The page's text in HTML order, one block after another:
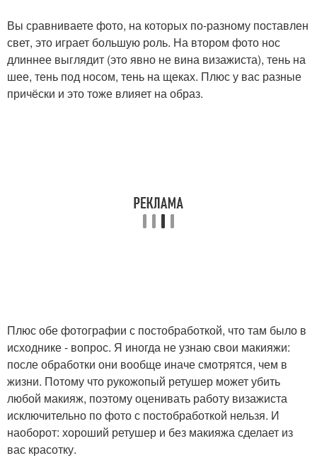
Вы сравниваете фото, на которых по-разному поставлен
свет, это играет большую роль. На втором фото нос
длиннее выглядит (это явно не вина визажиста), тень на
шее, тень под носом, тень на щеках. Плюс у вас разные
причёски и это тоже влияет на образ.
Плюс обе фотографии с постобработкой, что там было в
исходнике - вопрос. Я иногда не узнаю свои макияжи:
после обработки они вообще иначе смотрятся, чем в
жизни. Потому что рукожопый ретушер может убить
любой макияж, поэтому оценивать работу визажиста
исключительно по фото с постобработкой нельзя. И
наоборот: хороший ретушер и без макияжа сделает из
вас красотку.